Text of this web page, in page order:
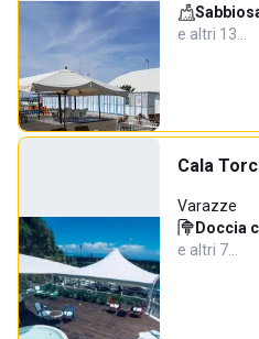
e altri 13…
Cala
Varazze
Doccia
e altri 7…